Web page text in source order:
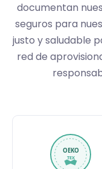
documentan
seguros para
justo y saludable
red de